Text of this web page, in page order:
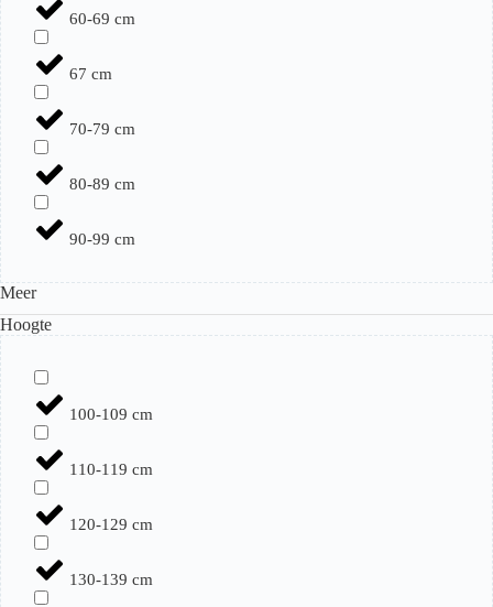
60-69 cm
67 cm
70-79 cm
80-89 cm
90-99 cm
Meer
Hoogte
100-109 cm
110-119 cm
120-129 cm
130-139 cm